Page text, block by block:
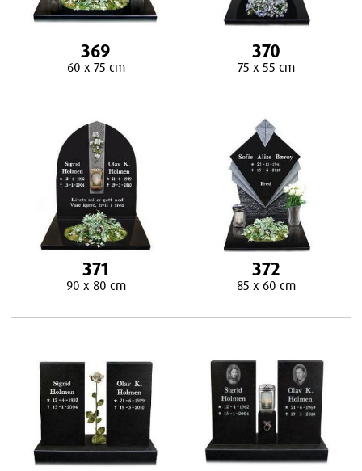
369
60 x 75 cm
370
75 x 55 cm
371
90 x 80 cm
372
85 x 60 cm